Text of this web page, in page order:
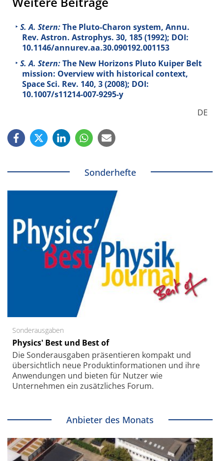
S. A. Stern:The Pluto-Charon system, Annu.
Rev. Astron. Astrophys. 30, 185 (1992); DOI:
10.1146/annurev.aa.30.090192.001153
S. A. Stern:The New Horizons Pluto Kuiper Belt
mission: Overview with historical context,
Space Sci. Rev. 140, 3 (2008); DOI:
10.1007/s11214-007-9295-y
DE
Sonderhefte
Sonderausgaben
Physics' Best und Best of
Die Sonder­ausgaben präsentieren kompakt und
übersichtlich neue Produkt­informationen und ihre
Anwendungen und bieten für Nutzer wie
Unternehmen ein zusätzliches Forum.
Anbieter des Monats